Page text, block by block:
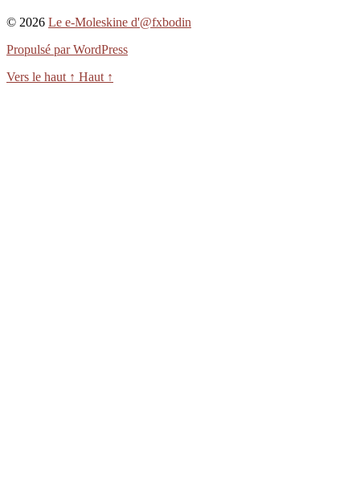
© 2026 Le e-Moleskine d'@fxbodin
Propulsé par WordPress
Vers le haut ↑ Haut ↑